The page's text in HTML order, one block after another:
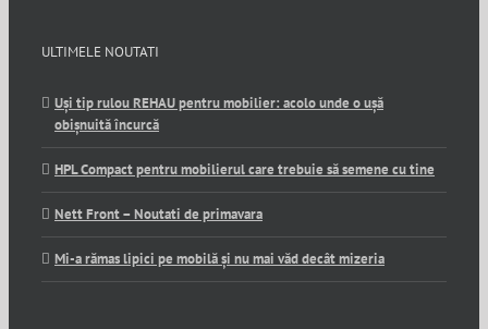
ULTIMELE NOUTATI
Uși tip rulou REHAU pentru mobilier: acolo unde o ușă
obișnuită încurcă
HPL Compact pentru mobilierul care trebuie să semene cu tine
Nett Front – Noutati de primavara
Mi-a rămas lipici pe mobilă și nu mai văd decât mizeria